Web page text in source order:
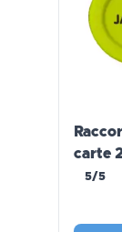
carte
5/5